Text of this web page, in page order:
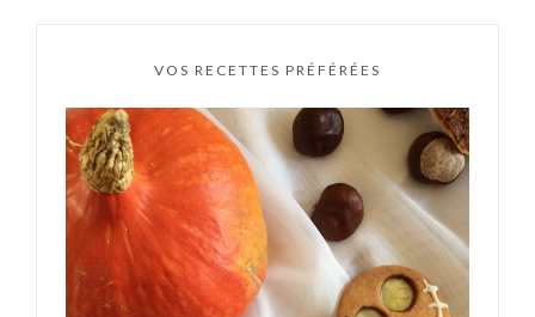
VOS RECETTES PRÉFÉRÉES